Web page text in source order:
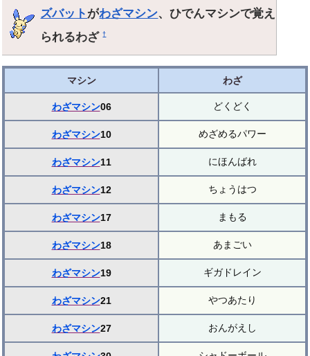
ズバットがわざマシン、ひでんマシンで覚え
られるわざ†
マシン わざ
わざマシン06 どくどく
わざマシン10 めざめるパワー
わざマシン11 にほんばれ
わざマシン12 ちょうはつ
わざマシン17 まもる
わざマシン18 あまごい
わざマシン19 ギガドレイン
わざマシン21 やつあたり
わざマシン27 おんがえし